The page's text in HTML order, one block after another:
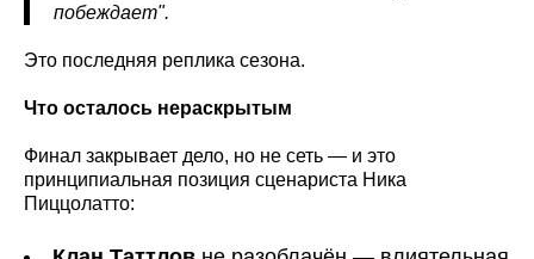
побеждает".
Это последняя реплика сезона.
Что осталось нераскрытым
Финал закрывает дело, но не сеть — и это
принципиальная позиция сценариста Ника
Пиццолатто: